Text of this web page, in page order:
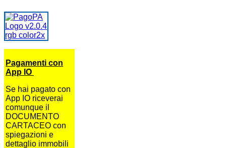
Pagamenti con
App IO
Se hai pagato con
App IO riceverai
comunque il
DOCUMENTO
CARTACEO con
spiegazioni e
dettaglio immobili